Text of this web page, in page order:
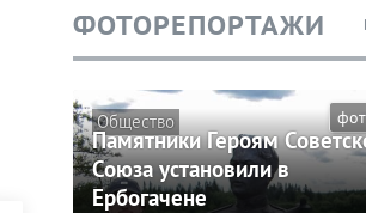
ФОТОРЕПОРТАЖИ
Общество
Памятники Героям
Союза установили в
Ербогачене